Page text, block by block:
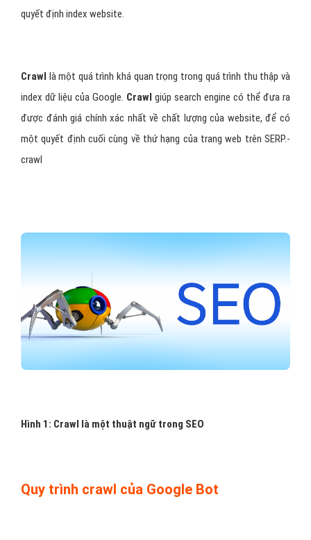
quyết định index website.
Crawl là một quá trình khá quan trọng trong quá trình thu thập và
index dữ liệu của Google. Crawl giúp search engine có thể đưa ra
được đánh giá chính xác nhất về chất lượng của website, để có
một quyết định cuối cùng về thứ hạng của trang web trên SERP.-
crawl
Hình 1: Crawl là một thuật ngữ trong SEO
Quy trình crawl của Google Bot